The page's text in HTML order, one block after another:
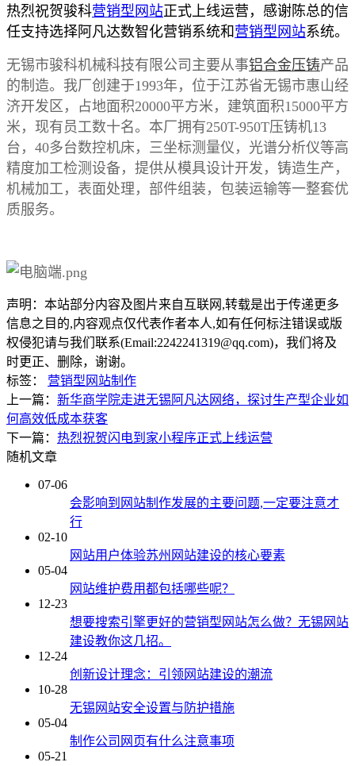
热烈祝贺骏科营销型网站正式上线运营，感谢陈总的信
任支持选择阿凡达数智化营销系统和 营销型网站系统。
无锡市骏科机械科技有限公司主要从事铝合金压铸产品
的制造。我厂创建于1993年，位于江苏省无锡市惠山经
济开发区，占地面积20000平方米，建筑面积15000平方
米，现有员工数十名。本厂拥有250T-950T压铸机13
台，40多台数控机床，三坐标测量仪，光谱分析仪等高
精度加工检测设备，提供从模具设计开发，铸造生产，
机械加工，表面处理，部件组装，包装运输等一整套优
质服务。
声明：本站部分内容及图片来自互联网,转载是出于传递更多
信息之目的,内容观点仅代表作者本人,如有任何标注错误或版
权侵犯请与我们联系(Email:2242241319@qq.com)，我们将及
时更正、删除，谢谢。
标签：
营销型网站制作
上一篇： 新华商学院走进无锡阿凡达网络，探讨生产型企业如
何高效低成本获客
下一篇： 热烈祝贺闪电到家小程序正式上线运营
随机文章
07-06
会影响到网站制作发展的主要问题,一定要注意才
行
02-10
网站用户体验苏州网站建设的核心要素
05-04
网站维护费用都包括哪些呢？
12-23
想要搜索引擎更好的营销型网站怎么做？无锡网站
建设教你这几招。
12-24
创新设计理念：引领网站建设的潮流
10-28
无锡网站安全设置与防护措施
05-04
制作公司网页有什么注意事项
05-21